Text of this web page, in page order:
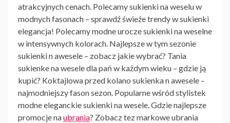
atrakcyjnych cenach. Polecamy sukienki na weselu w
modnych fasonach – sprawdź świeże trendy w sukienki
elegancja! Polecamy modne urocze sukienki na weselne
w intensywnych kolorach. Najlepsze w tym sezonie
sukienki n awesele – zobacz jakie wybrać? Tania
sukienke na wesele dla pań w każdym wieku – gdzie ją
kupić? Koktajlowa przed kolano sukienka n awesele –
najmodniejszy fason sezon. Popularne wśród stylistek
modne eleganckie sukienki na wesele. Gdzie najlepsze
promocje naubrania? Zobacz tez markowe ubrania